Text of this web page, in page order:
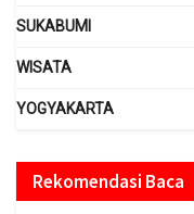
SUKABUMI
WISATA
YOGYAKARTA
Rekomendasi Baca